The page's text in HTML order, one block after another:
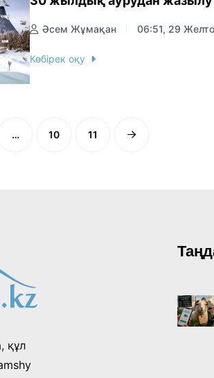
Әсем Жұмақан 06:51, 29
Көбірек оқу
… 10 11
құл